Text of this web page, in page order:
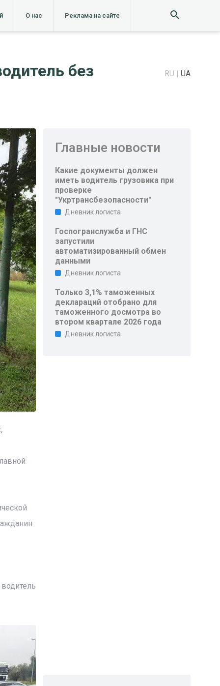
О нас Реклама на сайте
без RU UA
Главные новости
Какие документы должен
иметь водитель грузовика при
проверке
"Укртрансбезопасности"
Дневник логиста
Госпогранслужба и ГНС
запустили
автоматизированный обмен
данными
Дневник логиста
Только 3,1% таможенных
деклараций отобрано для
таможенного досмотра во
втором квартале 2026 года
Дневник логиста